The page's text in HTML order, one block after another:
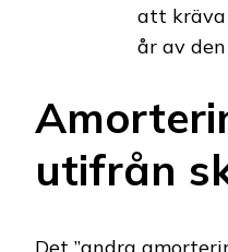
att kräva
år av
utifrån
Det ”andra